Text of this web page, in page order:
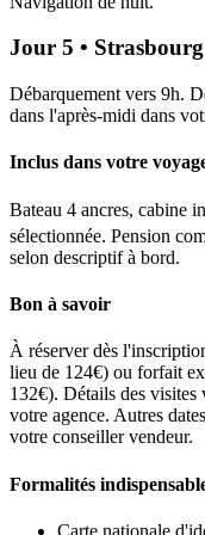
Jour 5 •
Débarquement vers 9h.
dans l'après-midi dans
Inclus dans votre
Bateau 4 ancres, cabine
sélectionnée. Pension
selon descriptif à bord.
Bon à savoir
À réserver dès
lieu de 124€) ou forfait
132€). Détails des visites
votre agence. Autres
votre conseiller vendeur.
Formalités
Carte nationale